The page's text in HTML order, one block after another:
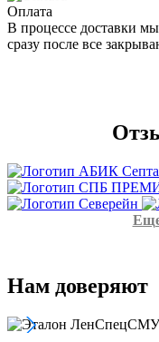
Оплата
В процессе доставки
сразу после все
Нам доверяют